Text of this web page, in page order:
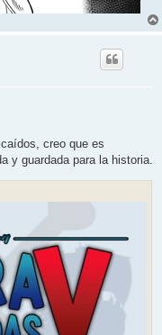
creo que es
y guardada para la historia.